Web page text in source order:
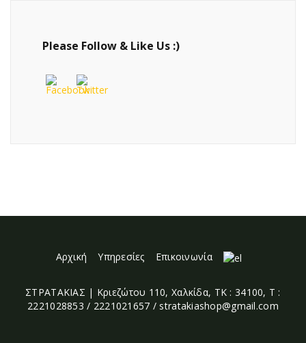
Please Follow & Like Us :)
Αρχική Υπηρεσίες Επικοινωνία
ΣΤΡΑΤΑΚΙΑΣ | Κριεζώτου 110, Χαλκίδα, ΤΚ : 34100, Τ :
2221028853 / 2221021657 / stratakiashop@gmail.com